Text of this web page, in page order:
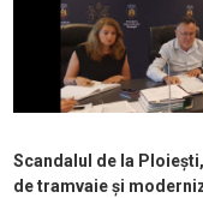
Scandalul de la
de tramvaie și